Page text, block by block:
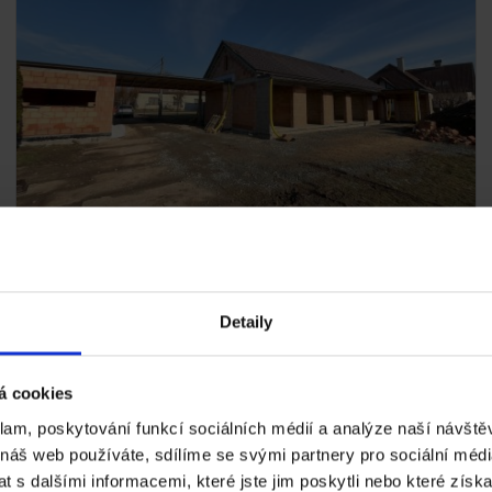
Detaily
cookies
poskytování funkcí sociálních médií a analýze naší
web používáte, sdílíme se svými partnery pro sociální
s dalšími informacemi, které jste jim poskytli nebo které
svahu.
S naším partnerem, stavební firmou Stating s.r.o., se
stíněním, vazníkovým krovem a moderním řešením
zdiva Porotherm 30 Profi a glazované krytiny Tondach
Planoton.